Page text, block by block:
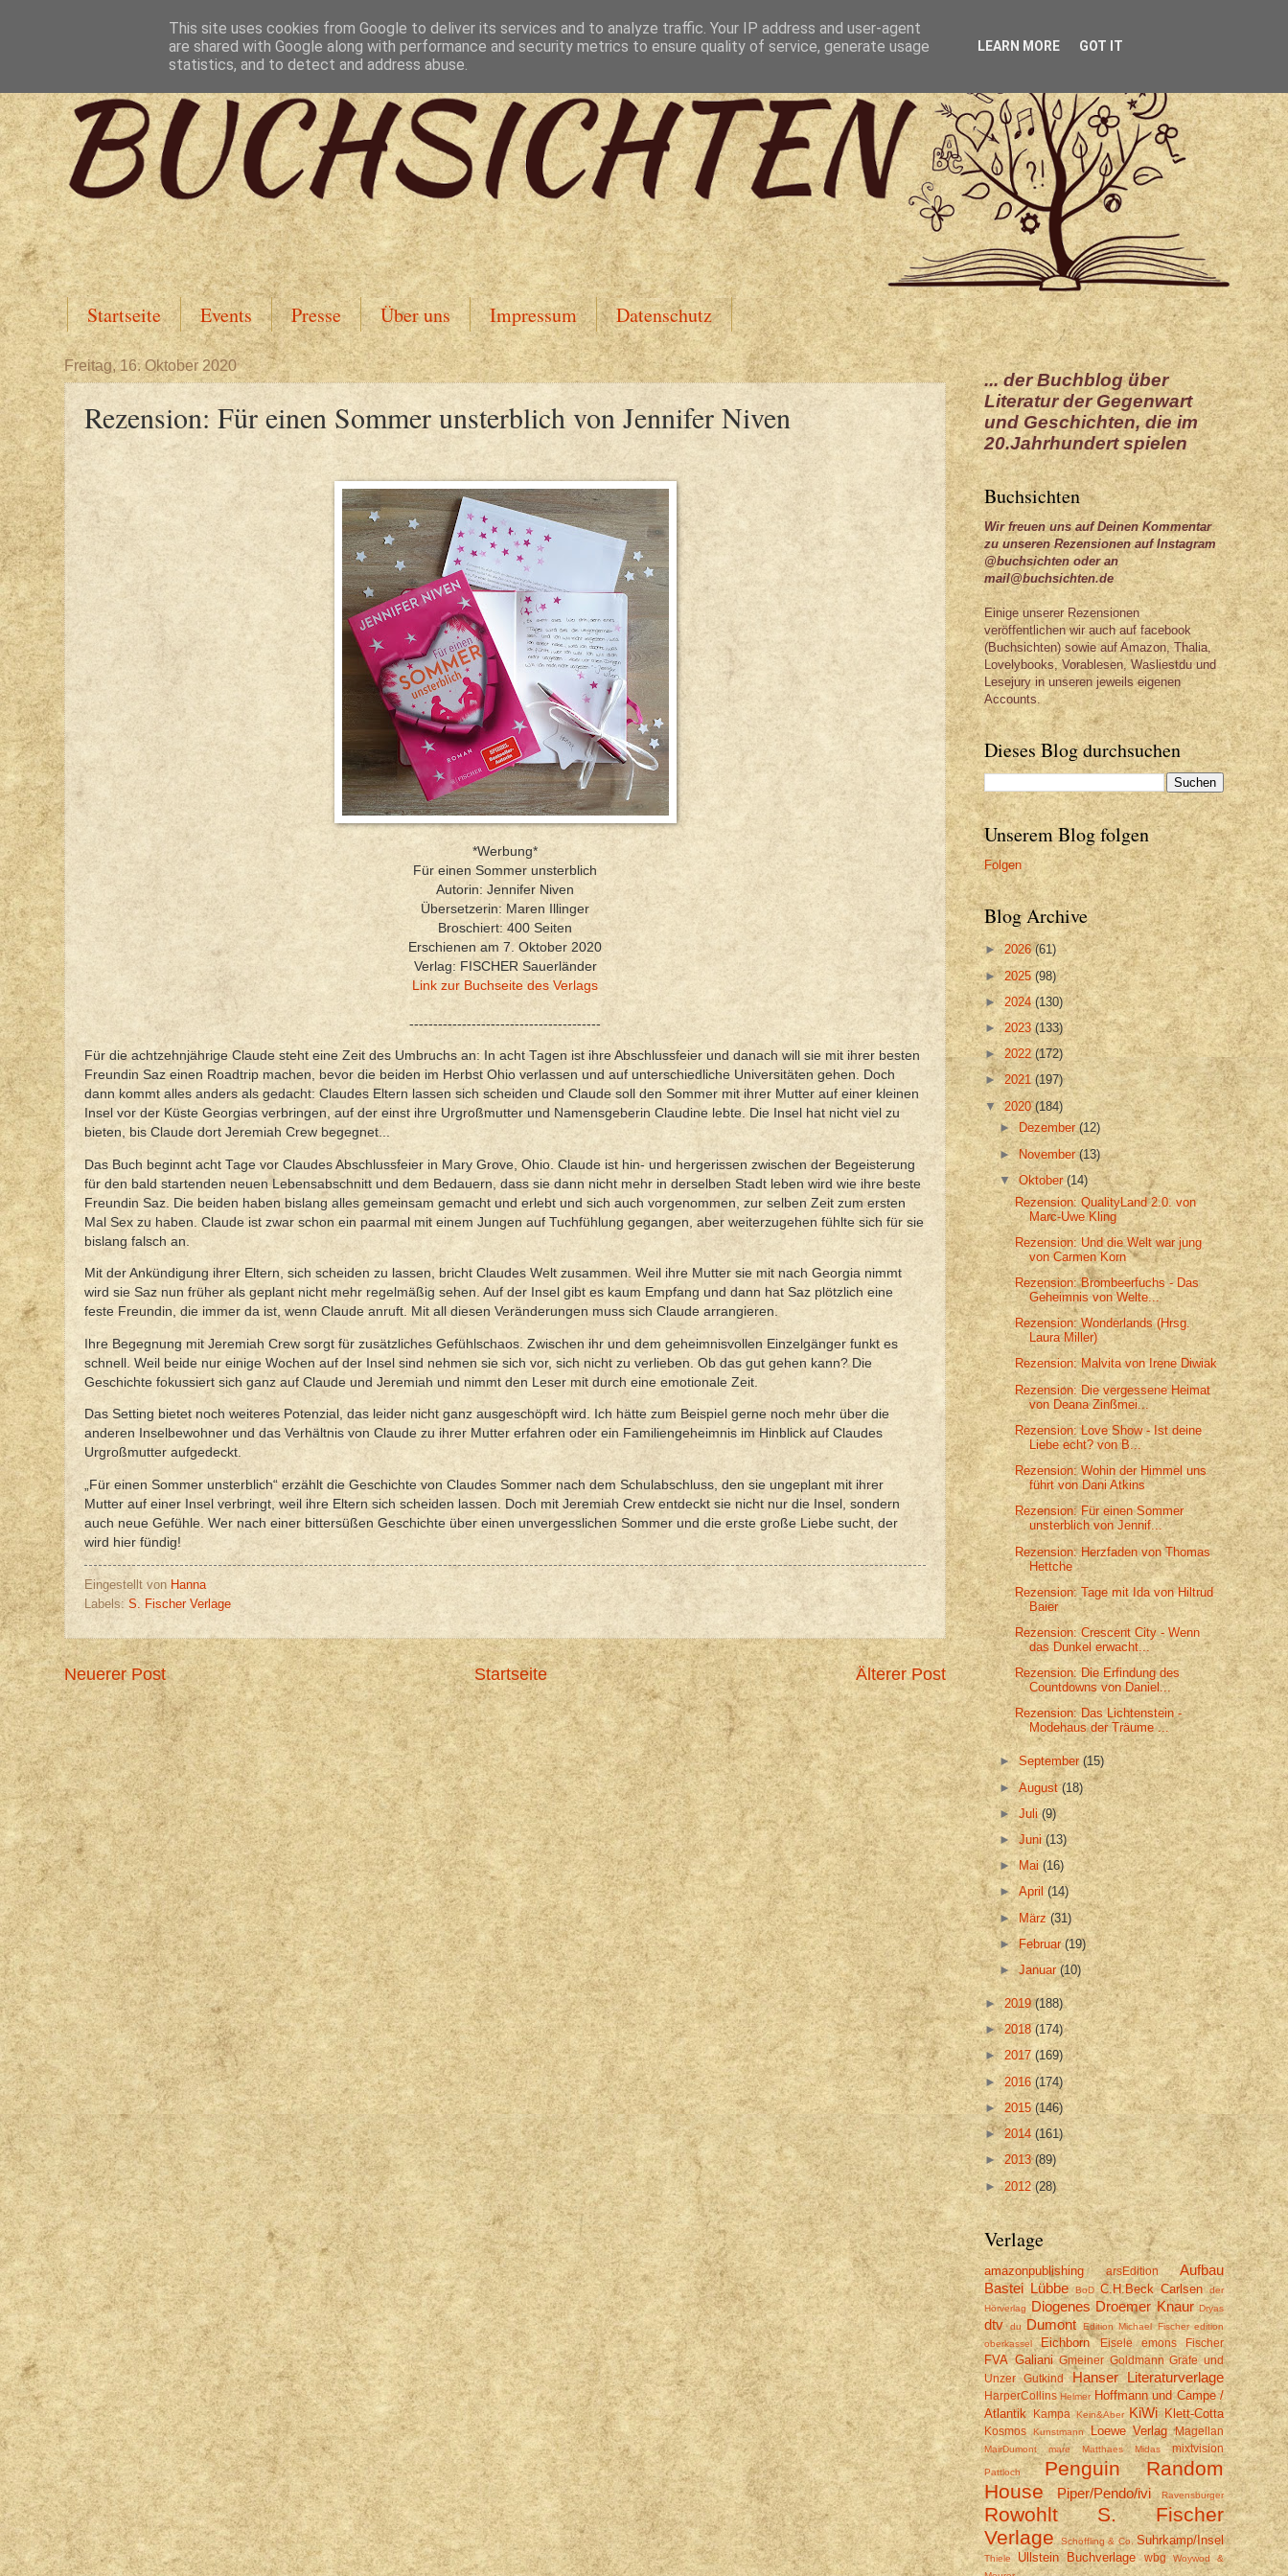
Startseite Events Presse Über uns Impressum Datenschutz
Freitag, 16. Oktober 2020
Rezension: Für einen Sommer unsterblich von Jennifer Niven
*Werbung*
Für einen Sommer unsterblich
Autorin: Jennifer Niven
Übersetzerin: Maren Illinger
Broschiert: 400 Seiten
Erschienen am 7. Oktober 2020
Verlag: FISCHER Sauerländer
Link zur Buchseite des Verlags
----------------------------------------
Für die achtzehnjährige Claude steht eine Zeit des Umbruchs an: In acht Tagen ist ihre Abschlussfeier und danach will sie mit ihrer besten
Freundin Saz einen Roadtrip machen, bevor die beiden im Herbst Ohio verlassen und auf unterschiedliche Universitäten gehen. Doch
dann kommt alles anders als gedacht: Claudes Eltern lassen sich scheiden und Claude soll den Sommer mit ihrer Mutter auf einer kleinen
Insel vor der Küste Georgias verbringen, auf der einst ihre Urgroßmutter und Namensgeberin Claudine lebte. Die Insel hat nicht viel zu
bieten, bis Claude dort Jeremiah Crew begegnet...
Das Buch beginnt acht Tage vor Claudes Abschlussfeier in Mary Grove, Ohio. Claude ist hin- und hergerissen zwischen der Begeisterung
für den bald startenden neuen Lebensabschnitt und dem Bedauern, dass sie dann nicht mehr in derselben Stadt leben wird wie ihre beste
Freundin Saz. Die beiden haben bislang alles gemeinsam gemacht und erlebt und sich auch vorgenommen, zur selben Zeit zum ersten
Mal Sex zu haben. Claude ist zwar schon ein paarmal mit einem Jungen auf Tuchfühlung gegangen, aber weiterzugehen fühlte sich für sie
bislang falsch an.
Mit der Ankündigung ihrer Eltern, sich scheiden zu lassen, bricht Claudes Welt zusammen. Weil ihre Mutter sie mit nach Georgia nimmt
wird sie Saz nun früher als geplant nicht mehr regelmäßig sehen. Auf der Insel gibt es kaum Empfang und dann hat Saz plötzlich eine
feste Freundin, die immer da ist, wenn Claude anruft. Mit all diesen Veränderungen muss sich Claude arrangieren.
Ihre Begegnung mit Jeremiah Crew sorgt für zusätzliches Gefühlschaos. Zwischen ihr und dem geheimnisvollen Einzelgänger funkt es
schnell. Weil beide nur einige Wochen auf der Insel sind nehmen sie sich vor, sich nicht zu verlieben. Ob das gut gehen kann? Die
Geschichte fokussiert sich ganz auf Claude und Jeremiah und nimmt den Leser mit durch eine emotionale Zeit.
Das Setting bietet noch weiteres Potenzial, das leider nicht ganz ausgeschöpft wird. Ich hätte zum Beispiel gerne noch mehr über die
anderen Inselbewohner und das Verhältnis von Claude zu ihrer Mutter erfahren oder ein Familiengeheimnis im Hinblick auf Claudes
Urgroßmutter aufgedeckt.
„Für einen Sommer unsterblich“ erzählt die Geschichte von Claudes Sommer nach dem Schulabschluss, den sie ungeplant mit ihrer
Mutter auf einer Insel verbringt, weil ihre Eltern sich scheiden lassen. Doch mit Jeremiah Crew entdeckt sie nicht nur die Insel, sondern
auch neue Gefühle. Wer nach einer bittersüßen Geschichte über einen unvergesslichen Sommer und die erste große Liebe sucht, der
wird hier fündig!
Eingestellt von Hanna
Labels: S. Fischer Verlage
Neuerer Post Älterer Post
Startseite
... der Buchblog über
Literatur der Gegenwart
und Geschichten, die im
20.Jahrhundert spielen
Buchsichten
Wir freuen uns auf Deinen Kommentar
zu unseren Rezensionen auf Instagram
@buchsichten oder an
mail@buchsichten.de
Einige unserer Rezensionen
veröffentlichen wir auch auf facebook
(Buchsichten) sowie auf Amazon, Thalia,
Lovelybooks, Vorablesen, Wasliestdu und
Lesejury in unseren jeweils eigenen
Accounts.
Dieses Blog durchsuchen
Unserem Blog folgen
Folgen
Blog Archive
►2026(61)
►2025(98)
►2024(130)
►2023(133)
►2022 (172)
►2021 (197)
▼2020(184)
► Dezember(12)
►November(13)
▼Oktober(14)
Rezension: QualityLand 2.0. von
Marc-Uwe Kling
Rezension: Und die Welt war jung
von Carmen Korn
Rezension: Brombeerfuchs - Das
Geheimnis von Welte...
Rezension: Wonderlands (Hrsg.
Laura Miller)
Rezension: Malvita von Irene Diwiak
Rezension: Die vergessene Heimat
von Deana Zinßmei...
Rezension: Love Show - Ist deine
Liebe echt? von B...
Rezension: Wohin der Himmel uns
führt von Dani Atkins
Rezension: Für einen Sommer
unsterblich von Jennif...
Rezension: Herzfaden von Thomas
Hettche
Rezension: Tage mit Ida von Hiltrud
Baier
Rezension: Crescent City - Wenn
das Dunkel erwacht...
Rezension: Die Erfindung des
Countdowns von Daniel...
Rezension: Das Lichtenstein -
Modehaus der Träume ...
►September(15)
►August(18)
►Juli(9)
►Juni(13)
►Mai(16)
►April(14)
►März(31)
►Februar(19)
►Januar(10)
►2019(188)
►2018(174)
►2017(169)
►2016(174)
►2015(146)
►2014 (161)
►2013(89)
►2012(28)
Verlage
amazonpublishing arsEdition
Aufbau
Bastei Lübbe
BoD C.H.Beck Carlsen
der
Hörverlag Diogenes Droemer Knaur Dryas
dtv du Dumont Edition Michael Fischer edition
oberkassel
Eichborn Eisele emons Fischer
FVA Galiani Gmeiner Goldmann Gräfe und
Unzer
Gutkind Hanser Literaturverlage
HarperCollins Helmer Hoffmann und Campe /
Atlantik
Kampa Kein&Aber KiWi Klett-Cotta
Kosmos Kunstmann Loewe Verlag Magellan
MairDumont mare Matthaes Midas mixtvision
Pattloch
Penguin Random
House
Piper/Pendo/ivi Ravensburger
Rowohlt
S. Fischer
Verlage
Schöffling & Co. Suhrkamp/Insel
Thiele Ullstein Buchverlage wbg
Woywod &
This site uses cookies from Google to deliver its services and to analyze traffic. Your IP address and user-agent
are shared with Google along with performance and security metrics to ensure quality of service, generate usage
statistics, and to detect and address abuse.
LEARN MORE GOT IT